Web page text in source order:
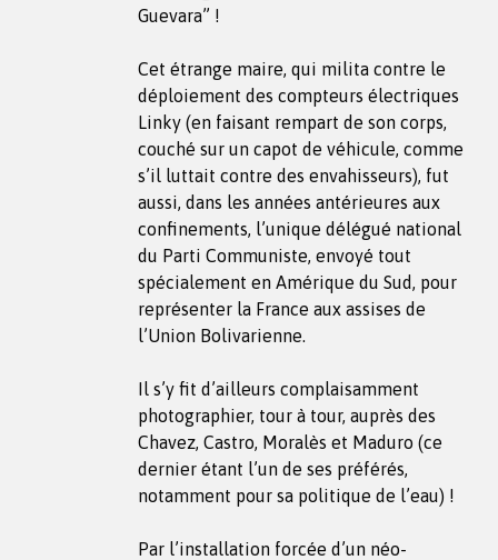
Guevara” !
Cet étrange maire, qui milita contre le
déploiement des compteurs électriques
Linky (en faisant rempart de son corps,
couché sur un capot de véhicule, comme
s’il luttait contre des envahisseurs), fut
aussi, dans les années antérieures aux
confinements, l’unique délégué national
du Parti Communiste, envoyé tout
spécialement en Amérique du Sud, pour
représenter la France aux assises de
l’Union Bolivarienne.
Il s’y fit d’ailleurs complaisamment
photographier, tour à tour, auprès des
Chavez, Castro, Moralès et Maduro (ce
dernier étant l’un de ses préférés,
notamment pour sa politique de l’eau) !
Par l’installation forcée d’un néo-